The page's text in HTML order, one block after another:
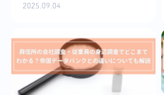
2025.09.04